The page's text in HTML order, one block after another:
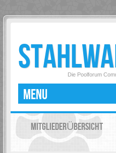
Die Poolforum
MENU
MITGLIEDERÜBERSICHT